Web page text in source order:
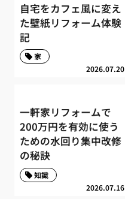
自宅をカフェ風に変え
た壁紙リフォーム体験
記
2026.07.20
家
一軒家リフォームで
200万円を有効に使う
ための水回り集中改修
の秘訣
2026.07.16
知識